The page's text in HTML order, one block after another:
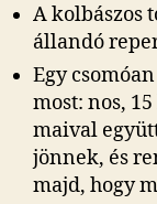
A kolbászos
állandó
Egy
most: nos,
maival
jönnek, és
majd, hogy